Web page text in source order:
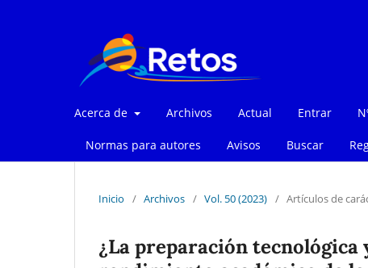
Acerca de Archivos Actual Entrar
Normas para autores Avisos Buscar
Inicio / Archivos / Vol. 50 (2023) / Artículos de
¿La preparación